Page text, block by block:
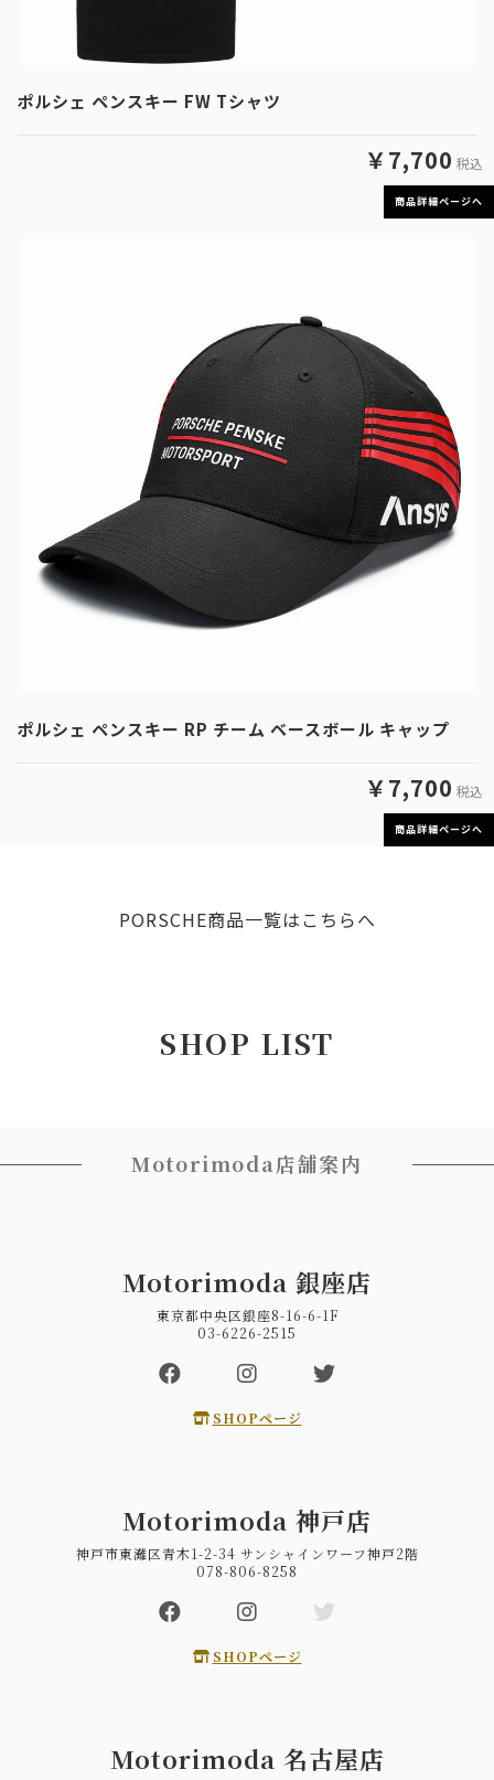
ポルシェ ペンスキー FW Tシャツ
￥7,700 税込
商品詳細ページへ
ポルシェ ペンスキー RP チーム ベースボール キャップ
￥7,700 税込
商品詳細ページへ
PORSCHE商品一覧はこちらへ
SHOP LIST
Motorimoda店舗案内
Motorimoda 銀座店
東京都中央区銀座8-16-6-1F
03-6226-2515
SHOPページ
Motorimoda 神戸店
神戸市東灘区青木1-2-34 サンシャインワーフ神戸2階
078-806-8258
SHOPページ
Motorimoda 名古屋店